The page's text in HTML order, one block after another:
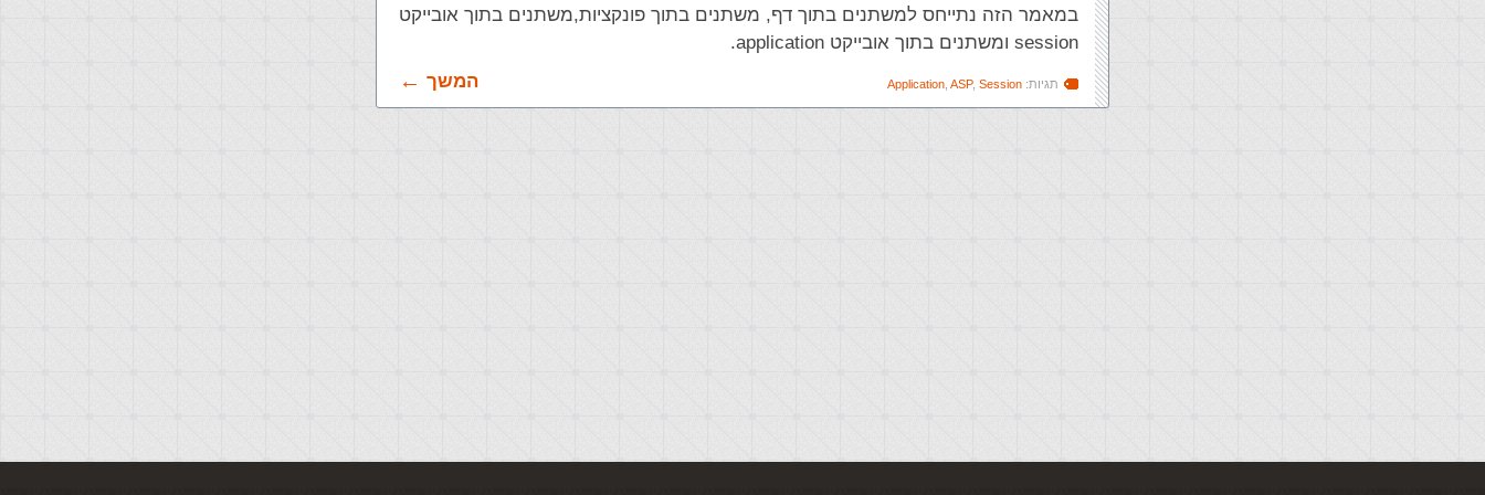
במאמר הזה נתייחס למשתנים בתוך דף, משתנים בתוך פונקציות,משתנים בתוך אובייקט
session ומשתנים בתוך אובייקט application.
תגיות: Application ASP, Session המשך